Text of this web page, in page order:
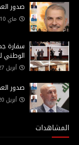
صدور العدد 182 لصحيفة الحدث
ماي 10, 2026
سفارة
الوطني
أبريل 27, 2026
صدور العدد 181 لصحيفة الحدث
أبريل 20, 2026
المشاهدات